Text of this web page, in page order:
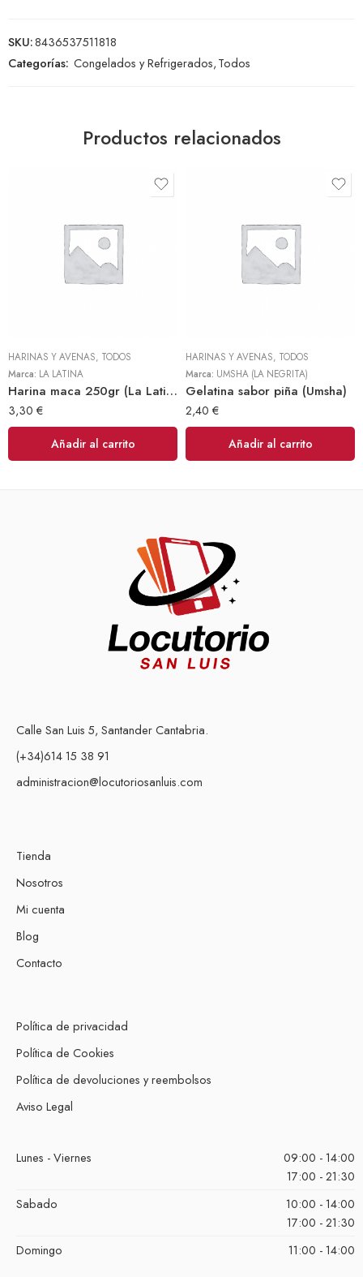
SKU:8436537511818
Categorías: Congelados y Refrigerados,Todos
Productos relacionados
HARINAS Y AVENAS, TODOS
Marca: LA LATINA
Harina maca 250gr (La Latina)
3,30 €
Añadir al carrito
HARINAS Y AVENAS, TODOS
Marca: UMSHA (LA NEGRITA)
Gelatina sabor piña (Umsha)
2,40 €
Añadir al carrito
Calle San Luis 5, Santander Cantabria.
(+34)614 15 38 91
administracion@locutoriosanluis.com
Tienda
Nosotros
Mi cuenta
Blog
Contacto
Política de privacidad
Política de Cookies
Política de devoluciones y reembolsos
Aviso Legal
Lunes - Viernes
09:00 - 14:00
17:00 - 21:30
Sabado
10:00 - 14:00
17:00 - 21:30
Domingo
11:00 - 14:00